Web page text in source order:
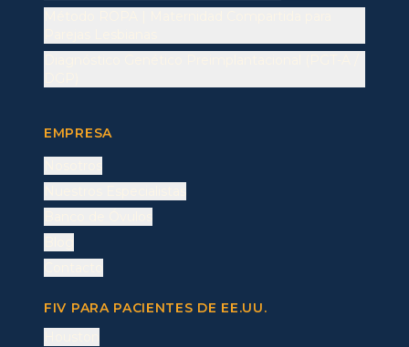
EMPRESA
FIV PARA PACIENTES DE EE.UU.